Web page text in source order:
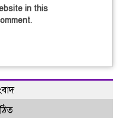
in this